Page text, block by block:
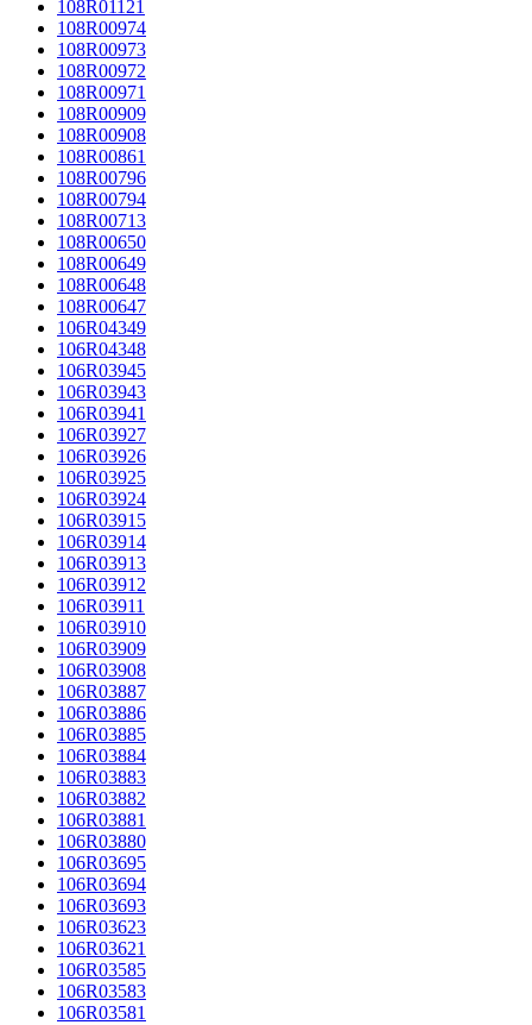
108R01121
108R00974
108R00973
108R00972
108R00971
108R00909
108R00908
108R00861
108R00796
108R00794
108R00713
108R00650
108R00649
108R00648
108R00647
106R04349
106R04348
106R03945
106R03943
106R03941
106R03927
106R03926
106R03925
106R03924
106R03915
106R03914
106R03913
106R03912
106R03911
106R03910
106R03909
106R03908
106R03887
106R03886
106R03885
106R03884
106R03883
106R03882
106R03881
106R03880
106R03695
106R03694
106R03693
106R03623
106R03621
106R03585
106R03583
106R03581